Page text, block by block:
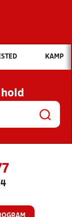
du søge efter?
NYHEDER
OG
KAMP